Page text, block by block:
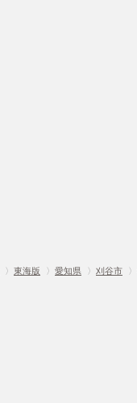
〉 東海版 〉 愛知県 〉 刈谷市 〉